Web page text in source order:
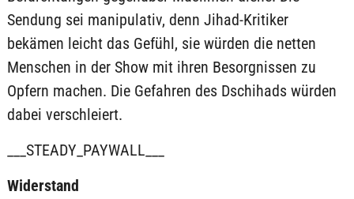
Sendung sei manipulativ, denn Jihad-Kritiker
bekämen leicht das Gefühl, sie würden die netten
Menschen in der Show mit ihren Besorgnissen zu
Opfern machen. Die Gefahren des Dschihads würden
dabei verschleiert.
___STEADY_PAYWALL___
Widerstand